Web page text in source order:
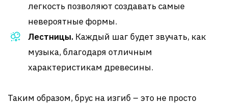
легкость позволяют создавать самые
невероятные формы.
Лестницы. Каждый шаг будет звучать, как
музыка, благодаря отличным
характеристикам древесины.
Таким образом, брус на изгиб – это не просто